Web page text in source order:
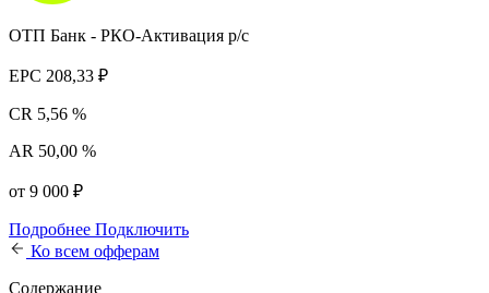
ОТП Банк - РКО-Активация р/с
EPC 208,33 ₽
CR 5,56 %
AR 50,00 %
от 9 000 ₽
Подробнее Подключить
Ко всем офферам
Содержание